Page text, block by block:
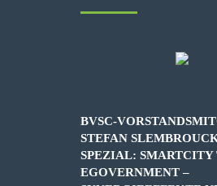
BVSC-
STEFAN
SPEZIAL: SMARTCITY
EGOVERNMENT –